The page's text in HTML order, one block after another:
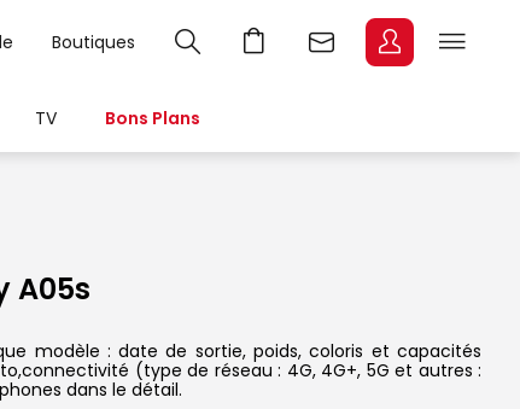
Boutiques
TV Bons Plans
A05s
modèle : date de sortie, poids, coloris et capacités
(type de réseau : 4G, 4G+, 5G et autres :
dans le détail.